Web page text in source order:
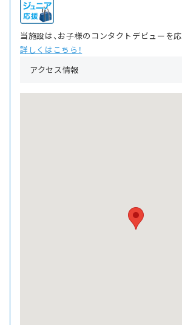
当施設は、お子様のコンタクトデビューを
詳しくはこちら！
アクセス情報